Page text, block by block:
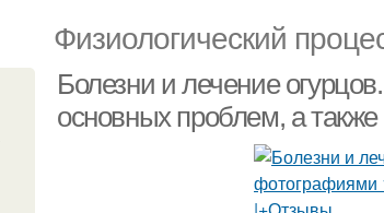
Физиологический
Болезни и лечение
основных проблем, а